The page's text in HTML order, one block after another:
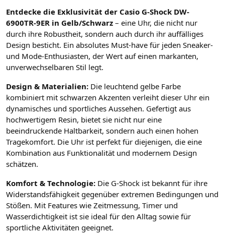
Entdecke die Exklusivität der Casio G-Shock DW-
6900TR-9ER in Gelb/Schwarz – eine Uhr, die nicht nur
durch ihre Robustheit, sondern auch durch ihr auffälliges
Design besticht. Ein absolutes Must-have für jeden Sneaker-
und Mode-Enthusiasten, der Wert auf einen markanten,
unverwechselbaren Stil legt.
Design & Materialien: Die leuchtend gelbe Farbe
kombiniert mit schwarzen Akzenten verleiht dieser Uhr ein
dynamisches und sportliches Aussehen. Gefertigt aus
hochwertigem Resin, bietet sie nicht nur eine
beeindruckende Haltbarkeit, sondern auch einen hohen
Tragekomfort. Die Uhr ist perfekt für diejenigen, die eine
Kombination aus Funktionalität und modernem Design
schätzen.
Komfort & Technologie: Die G-Shock ist bekannt für ihre
Widerstandsfähigkeit gegenüber extremen Bedingungen und
Stößen. Mit Features wie Zeitmessung, Timer und
Wasserdichtigkeit ist sie ideal für den Alltag sowie für
sportliche Aktivitäten geeignet.